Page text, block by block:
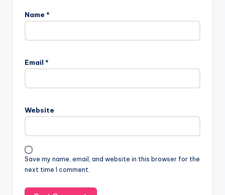
Name *
Email *
Website
Save my name, email, and website in this browser for the
next time I comment.